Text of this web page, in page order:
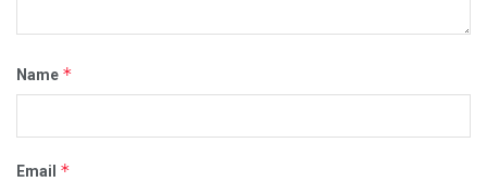
Name *
Email *